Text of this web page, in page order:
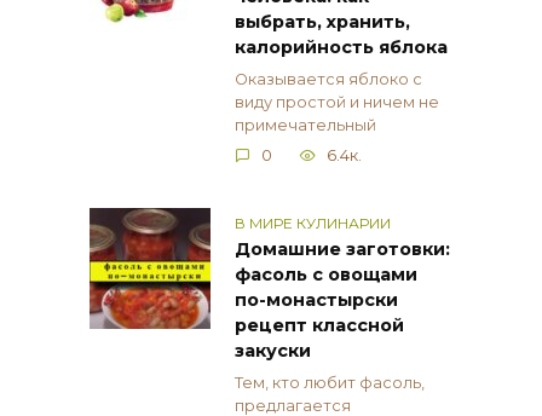
выбрать, хранить,
калорийность яблока
Оказывается яблоко с
виду простой и ничем не
примечательный
0
6.4к.
В МИРЕ КУЛИНАРИИ
Домашние заготовки:
фасоль с овощами
по-монастырски
рецепт классной
закуски
Тем, кто любит фасоль,
предлагается